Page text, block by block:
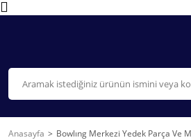
Anasayfa Bowlıng Merkezi Yedek Parça Ve